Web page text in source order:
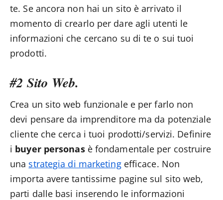
te. Se ancora non hai un sito è arrivato il
momento di crearlo per dare agli utenti le
informazioni che cercano su di te o sui tuoi
prodotti.
#2 Sito Web.
Crea un sito web funzionale e per farlo non
devi pensare da imprenditore ma da potenziale
cliente che cerca i tuoi prodotti/servizi. Definire
i buyerpersonasè fondamentale per costruire
una strategia di marketingefficace. Non
importa avere tantissime pagine sul sito web,
parti dalle basi inserendo le informazioni